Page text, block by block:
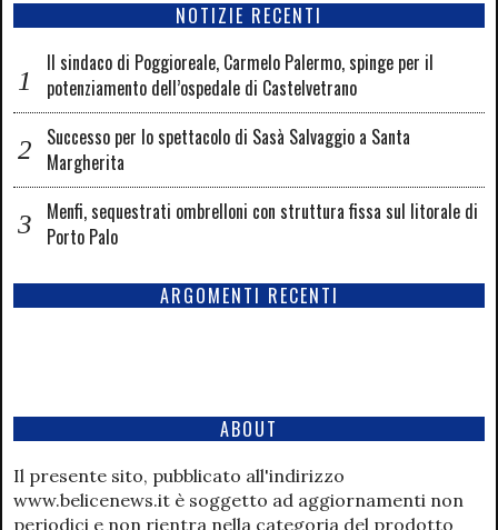
NOTIZIE RECENTI
Il sindaco di Poggioreale, Carmelo Palermo, spinge per il
potenziamento dell’ospedale di Castelvetrano
Successo per lo spettacolo di Sasà Salvaggio a Santa
Margherita
Menfi, sequestrati ombrelloni con struttura fissa sul litorale di
Porto Palo
ARGOMENTI RECENTI
ABOUT
Il presente sito, pubblicato all'indirizzo
www.belicenews.it è soggetto ad aggiornamenti non
periodici e non rientra nella categoria del prodotto